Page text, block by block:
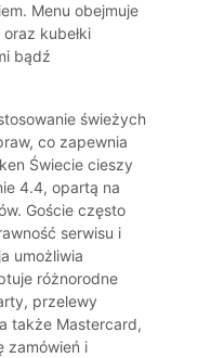
Menu obejmuje
kubełki
bądź
świeżych
co zapewnia
Świecie cieszy
4.4, opartą na
Goście często
serwisu i
umożliwia
różnorodne
przelewy
także Mastercard,
zamówień i